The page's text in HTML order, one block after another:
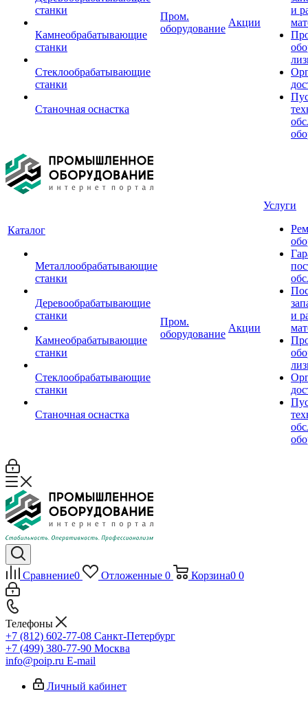
станки
Камнеобрабатывающие
станки
Стеклообрабатывающие
станки
Станочная оснастка
Пром.
оборудование
Акции
и
Каталог
Металлообрабатывающие
станки
Деревообрабатывающие
станки
Камнеобрабатывающие
станки
Стеклообрабатывающие
станки
Станочная оснастка
Пром.
оборудование
Акции
Услуги
и
Сравнение0 Отложенные 0 Корзина0 0
Телефоны
+7 (812) 602-77-08 Санкт-Петербург
+7 (499) 380-77-90 Москва
info@poip.ru E-mail
Личный кабинет